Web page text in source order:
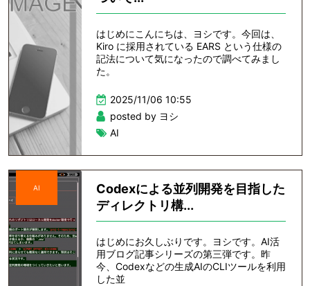
はじめにこんにちは、ヨシです。今回は、
Kiro に採用されている EARS という仕様の
記法について気になったので調べてみまし
た。
2025/11/06 10:55
posted by ヨシ
AI
AI
Codexによる並列開発を目指した
ディレクトリ構...
はじめにお久しぶりです。ヨシです。AI活
用ブログ記事シリーズの第三弾です。昨
今、Codexなどの生成AIのCLIツールを利用
した並